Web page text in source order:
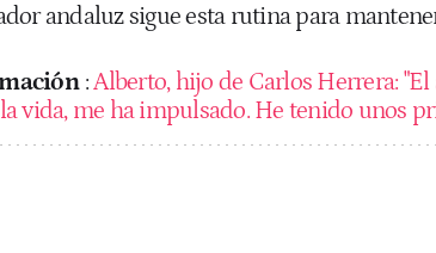
andaluz sigue esta rutina para
:Alberto, hijo de Carlos Herrera:
vida, me ha impulsado. He tenido unos